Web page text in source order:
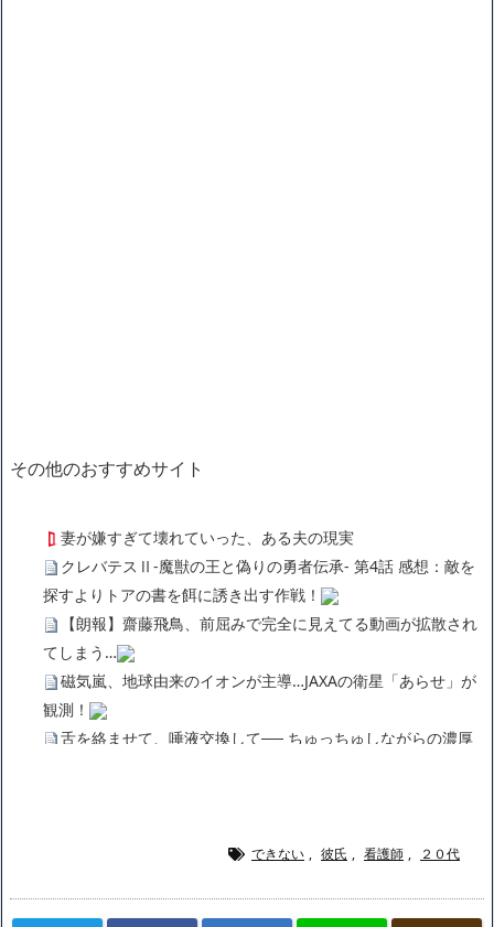
その他のおすすめサイト
妻が嫌すぎて壊れていった、ある夫の現実
クレバテスⅡ-魔獣の王と偽りの勇者伝承- 第4話 感想：敵を
探すよりトアの書を餌に誘き出す作戦！
【朗報】齋藤飛鳥、前屈みで完全に見えてる動画が拡散され
てしまう…
磁気嵐、地球由来のイオンが主導…JAXAの衛星「あらせ」が
観測！
舌を絡ませて、唾液交換して── ちゅっちゅしながらの濃厚
広末涼子さん、正気に戻ってしまい絶望する・・・「アカ
できない , 彼氏 , 看護師 , ２０代